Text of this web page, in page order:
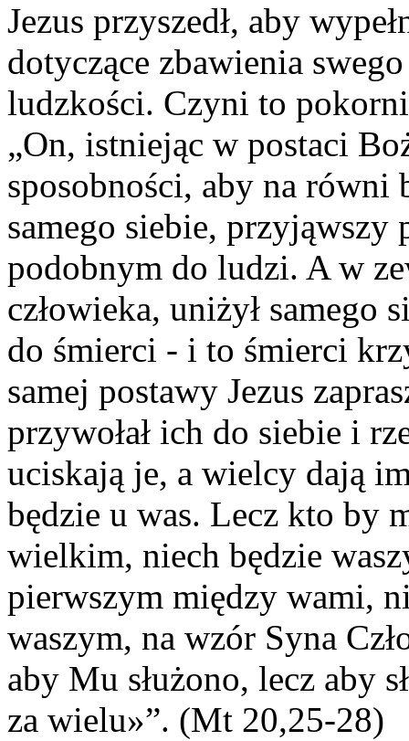
Jezus przyszedł, aby
dotyczące zbawienia
ludzkości. Czyni to
„On, istniejąc w postaci
sposobności, aby na równi
samego siebie, przyjąwszy
podobnym do ludzi. A w
człowieka, uniżył samego
do śmierci - i to śmierci
samej postawy Jezus
przywołał ich do siebie i
uciskają je, a wielcy dają
będzie u was. Lecz kto by
wielkim, niech będzie
pierwszym między wami,
waszym, na wzór Syna
aby Mu służono, lecz aby
za wielu»”. (Mt 20,25-28)